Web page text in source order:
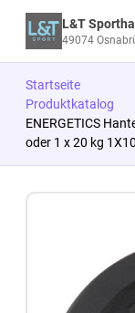
L&T
49074
Startseite
Produktkatalog
ENERGETICS
oder 1 x 20 kg